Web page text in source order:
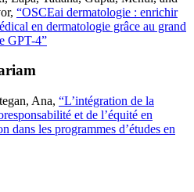
“OSCEai dermatologie : enrichir
en dermatologie grâce au grand
GPT-4”
Ana, “L’intégration de la
et de l’équité en
dans les programmes d’études en